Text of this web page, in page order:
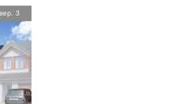
3